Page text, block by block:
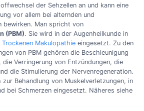
der Sehzellen an und kann eine
vor allem bei alternden und
bewirken. Man spricht von
(PBM). Sie wird in der Augenheilkunde in
Trockenen Makulopathieeingesetzt. Zu den
von PBM gehören die Beschleunigung
die Verringerung von Entzündungen, die
die Stimulierung der Nervenregeneration.
zur Behandlung von Muskelverletzungen, in
bei Schmerzen eingesetzt. Näheres siehe